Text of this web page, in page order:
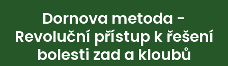
Dornova metoda -
Revoluční přístup k řešení
bolesti zad a kloubů